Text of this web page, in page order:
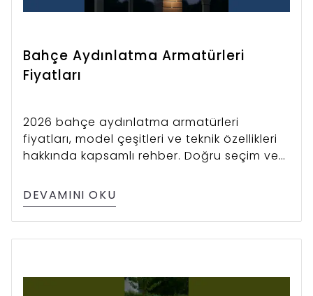
Bahçe Aydınlatma Armatürleri
Fiyatları
2026 bahçe aydınlatma armatürleri
fiyatları, model çeşitleri ve teknik özellikleri
hakkında kapsamlı rehber. Doğru seçim ve
DEVAMINI OKU